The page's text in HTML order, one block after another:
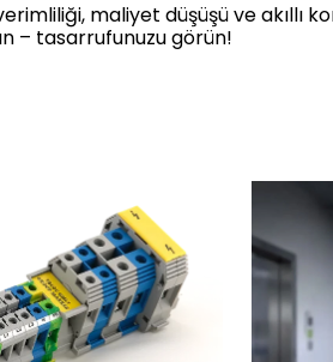
maliyet düşüşü ve akıllı
– tasarrufunuzu görün!